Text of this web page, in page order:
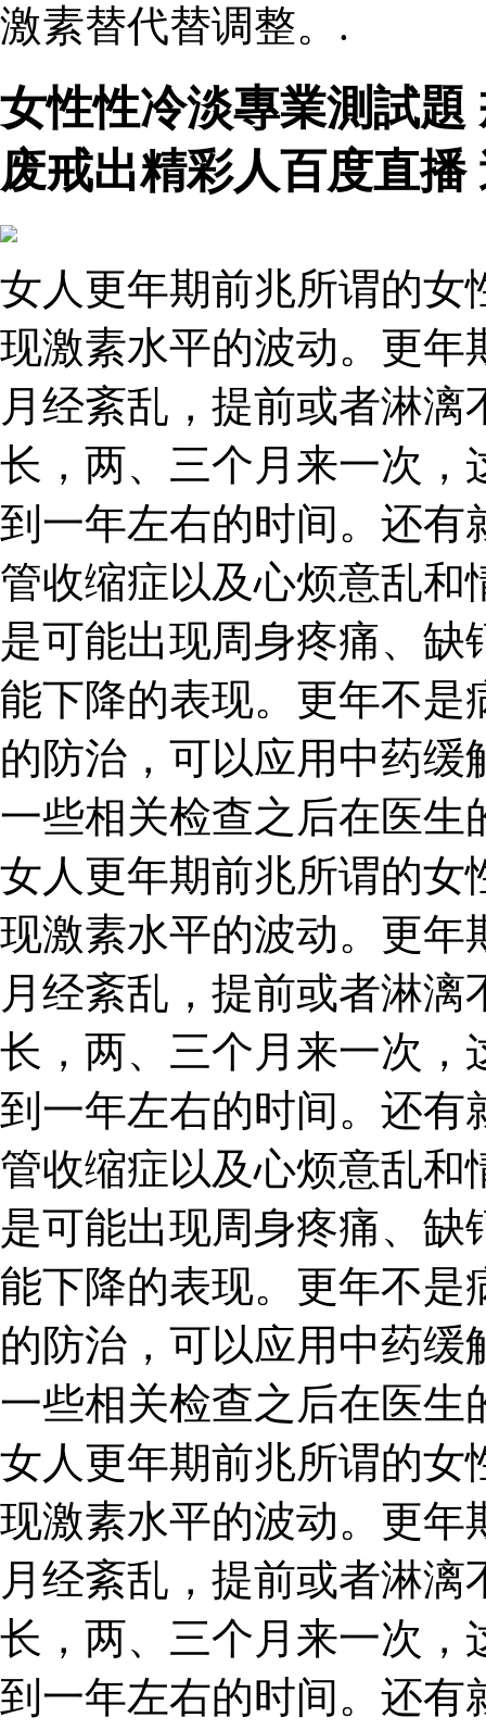
激素替代替调整。.
女性性冷淡專業測試
废戒出精彩人百度直
女人更年期前兆所谓的女
现激素水平的波动。更年
月经紊乱，提前或者淋
长，两、三个月来一次，
到一年左右的时间。还有
管收缩症以及心烦意乱和
是可能出现周身疼痛、
能下降的表现。更年不是
的防治，可以应用中药
一些相关检查之后在医生
女人更年期前兆所谓的女
现激素水平的波动。更年
月经紊乱，提前或者淋
长，两、三个月来一次，
到一年左右的时间。还有
管收缩症以及心烦意乱和
是可能出现周身疼痛、
能下降的表现。更年不是
的防治，可以应用中药
一些相关检查之后在医生
女人更年期前兆所谓的女
现激素水平的波动。更年
月经紊乱，提前或者淋
长，两、三个月来一次，
到一年左右的时间。还有